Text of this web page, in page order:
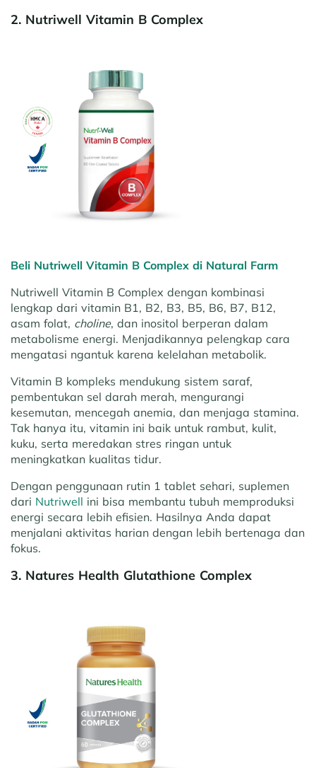
2. Nutriwell Vitamin B Complex
Beli Nutriwell Vitamin B Complex di Natural Farm
Nutriwell Vitamin B Complex dengan kombinasi
lengkap dari vitamin B1, B2, B3, B5, B6, B7, B12,
asam folat, choline, dan inositol berperan dalam
metabolisme energi. Menjadikannya pelengkap cara
mengatasi ngantuk karena kelelahan metabolik.
Vitamin B kompleks mendukung sistem saraf,
pembentukan sel darah merah, mengurangi
kesemutan, mencegah anemia, dan menjaga stamina.
Tak hanya itu, vitamin ini baik untuk rambut, kulit,
kuku, serta meredakan stres ringan untuk
meningkatkan kualitas tidur.
Dengan penggunaan rutin 1 tablet sehari, suplemen
dari Nutriwell ini bisa membantu tubuh memproduksi
energi secara lebih efisien. Hasilnya Anda dapat
menjalani aktivitas harian dengan lebih bertenaga dan
fokus.
3. Natures Health Glutathione Complex